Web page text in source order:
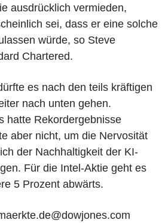
ausdrücklich vermieden,
sei, dass er eine solche
würde, so Steve
Chartered.
es nach den teils kräftigen
nach unten gehen.
hatte Rekordergebnisse
aber nicht, um die Nervosität
der Nachhaltigkeit der KI-
Für die Intel-Aktie geht es
5 Prozent abwärts.